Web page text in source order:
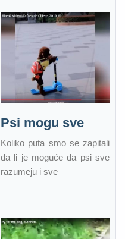
Psi mogu sve
Koliko puta smo se zapitali
da li je moguće da psi sve
razumeju i sve